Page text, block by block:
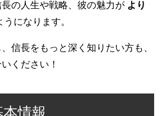
の人生や戦略、彼の魅力が より
になります。
信長をもっと深く知りたい方も、
ください！
情報